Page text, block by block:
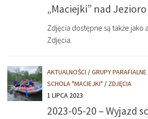
„Maciejki” nad
Zdjęcia dostępne są także jako
Zdjęcia.
AKTUALNOŚCI /GRUPY PARAFIALNE
SCHOLA "MACIEJKI" / ZDJĘCIA
1 LIPCA 2023
2023-05-20 – Wyjazd